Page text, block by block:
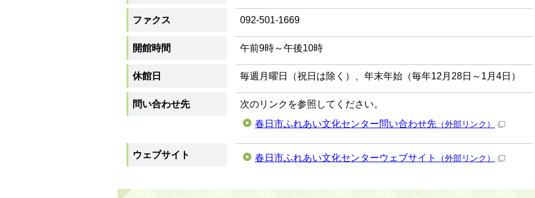
ファクス 092-501-1669
開館時間 午前9時～午後10時
休館日 毎週月曜日（祝日は除く）、年末年始（毎年12月28日～1月4日）
問い合わせ先
次のリンクを参照してください。
春日市ふれあい文化センター問い合わせ先 （外部リンク）
ウェブサイト 春日市ふれあい文化センターウェブサイト （外部リンク）